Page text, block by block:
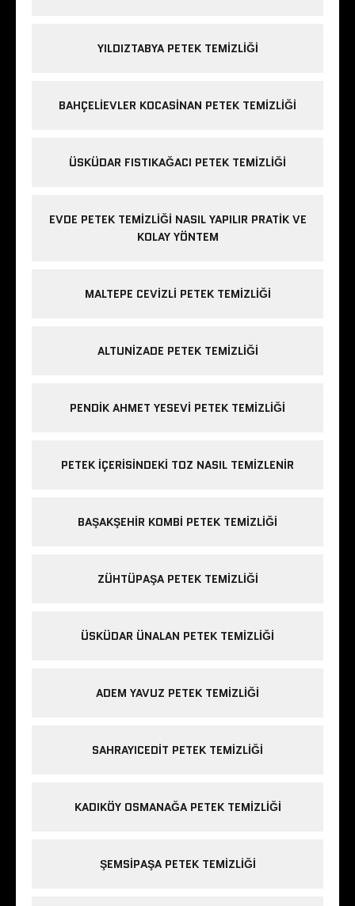
YILDIZTABYA PETEK TEMIZLIĞI
BAHÇELIEVLER KOCASINAN PETEK TEMIZLIĞI
ÜSKÜDAR FISTIKAĞACI PETEK TEMIZLIĞI
EVDE PETEK TEMIZLIĞI NASIL YAPILIR PRATIK VE
KOLAY YÖNTEM
MALTEPE CEVIZLI PETEK TEMIZLIĞI
ALTUNIZADE PETEK TEMIZLIĞI
PENDIK AHMET YESEVI PETEK TEMIZLIĞI
PETEK IÇERISINDEKI TOZ NASIL TEMIZLENIR
BAŞAKŞEHIR KOMBI PETEK TEMIZLIĞI
ZÜHTÜPAŞA PETEK TEMIZLIĞI
ÜSKÜDAR ÜNALAN PETEK TEMIZLIĞI
ADEM YAVUZ PETEK TEMIZLIĞI
SAHRAYICEDIT PETEK TEMIZLIĞI
KADIKÖY OSMANAĞA PETEK TEMIZLIĞI
ŞEMSIPAŞA PETEK TEMIZLIĞI